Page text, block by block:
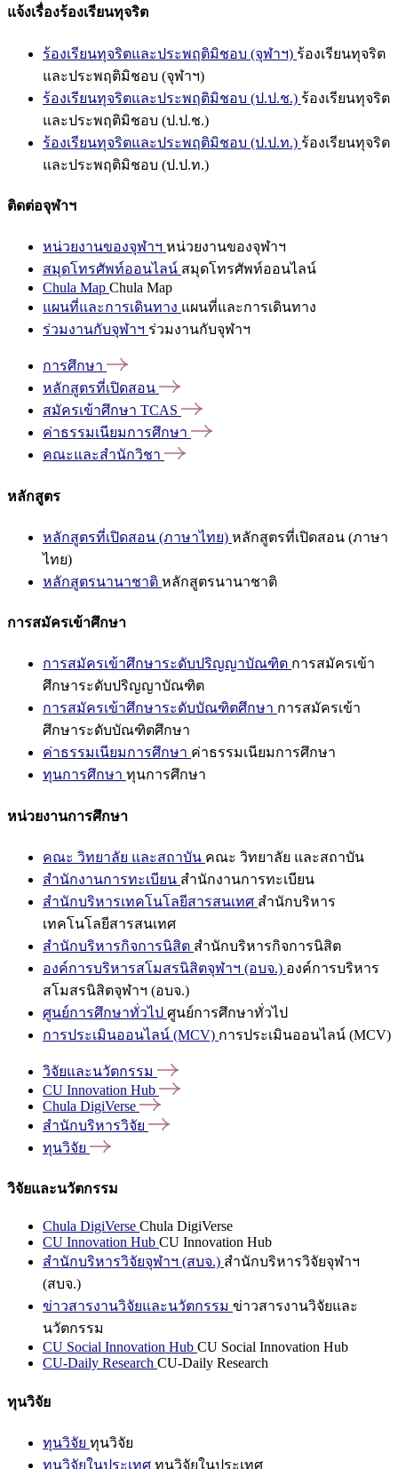
แจ้งเรื่องร้องเรียนทุจริต
ร้องเรียนทุจริตและประพฤติมิชอบ (จุฬาฯ) ร้องเรียนทุจริต
และประพฤติมิชอบ (จุฬาฯ)
ร้องเรียนทุจริตและประพฤติมิชอบ (ป.ป.ช.) ร้องเรียนทุจริต
และประพฤติมิชอบ (ป.ป.ช.)
ร้องเรียนทุจริตและประพฤติมิชอบ (ป.ป.ท.) ร้องเรียนทุจริต
และประพฤติมิชอบ (ป.ป.ท.)
ติดต่อจุฬาฯ
หน่วยงานของจุฬาฯ หน่วยงานของจุฬาฯ
สมุดโทรศัพท์ออนไลน์ สมุดโทรศัพท์ออนไลน์
Chula Map Chula Map
แผนที่และการเดินทาง แผนที่และการเดินทาง
ร่วมงานกับจุฬาฯ ร่วมงานกับจุฬาฯ
การศึกษา
หลักสูตรที่เปิดสอน
สมัครเข้าศึกษา TCAS
ค่าธรรมเนียมการศึกษา
คณะและสำนักวิชา
หลักสูตร
หลักสูตรที่เปิดสอน (ภาษาไทย) หลักสูตรที่เปิดสอน (ภาษา
ไทย)
หลักสูตรนานาชาติ หลักสูตรนานาชาติ
การสมัครเข้าศึกษา
การสมัครเข้าศึกษาระดับปริญญาบัณฑิต การสมัครเข้า
ศึกษาระดับปริญญาบัณฑิต
การสมัครเข้าศึกษาระดับบัณฑิตศึกษา การสมัครเข้า
ศึกษาระดับบัณฑิตศึกษา
ค่าธรรมเนียมการศึกษา ค่าธรรมเนียมการศึกษา
ทุนการศึกษา ทุนการศึกษา
หน่วยงานการศึกษา
คณะ วิทยาลัย และสถาบัน คณะ วิทยาลัย และสถาบัน
สำนักงานการทะเบียน สำนักงานการทะเบียน
สำนักบริหารเทคโนโลยีสารสนเทศ สำนักบริหาร
เทคโนโลยีสารสนเทศ
สำนักบริหารกิจการนิสิต สำนักบริหารกิจการนิสิต
องค์การบริหารสโมสรนิสิตจุฬาฯ (อบจ.) องค์การบริหาร
สโมสรนิสิตจุฬาฯ (อบจ.)
ศูนย์การศึกษาทั่วไป ศูนย์การศึกษาทั่วไป
การประเมินออนไลน์ (MCV) การประเมินออนไลน์ (MCV)
วิจัยและนวัตกรรม
CU Innovation Hub
Chula DigiVerse
สำนักบริหารวิจัย
ทุนวิจัย
วิจัยและนวัตกรรม
Chula DigiVerse Chula DigiVerse
CU Innovation Hub CU Innovation Hub
สำนักบริหารวิจัยจุฬาฯ (สบจ.) สำนักบริหารวิจัยจุฬาฯ
(สบจ.)
ข่าวสารงานวิจัยและนวัตกรรม ข่าวสารงานวิจัยและ
นวัตกรรม
CU Social Innovation Hub CU Social Innovation Hub
CU-Daily Research CU-Daily Research
ทุนวิจัย
ทุนวิจัย ทุนวิจัย
ทุนวิจัยในประเทศ ทุนวิจัยในประเทศ